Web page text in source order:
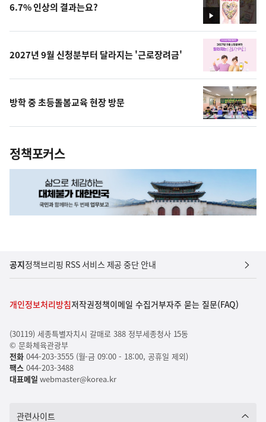
영
상
6.7% 인상의 결과는요?
2027년 9월 신청분부터 달라지는 '근로장려금'
방학 중 초등돌봄교육 현장 방문
정책포커스
공지정책브리핑 RSS 서비스 제공 중단 안내
개인정보처리방침저작권정책이메일 수집거부자주 묻는 질문(FAQ)
(30119) 세종특별자치시 갈매로 388 정부세종청사 15동
© 문화체육관광부
전화044-203-3555 (월-금 09:00 - 18:00, 공휴일 제외)
팩스044-203-3488
대표메일 webmaster@korea.kr
관련사이트